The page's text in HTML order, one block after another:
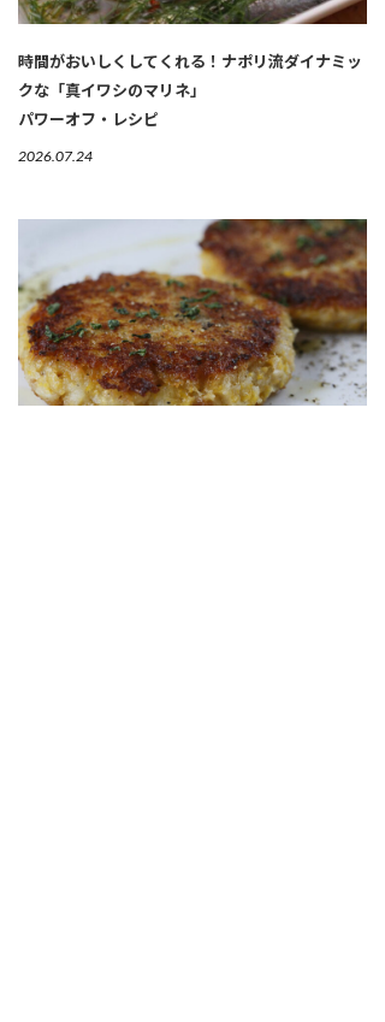
時間がおいしくしてくれる！ナポリ流ダイナミッ
クな「真イワシのマリネ」
パワーオフ・レシピ
2026.07.24